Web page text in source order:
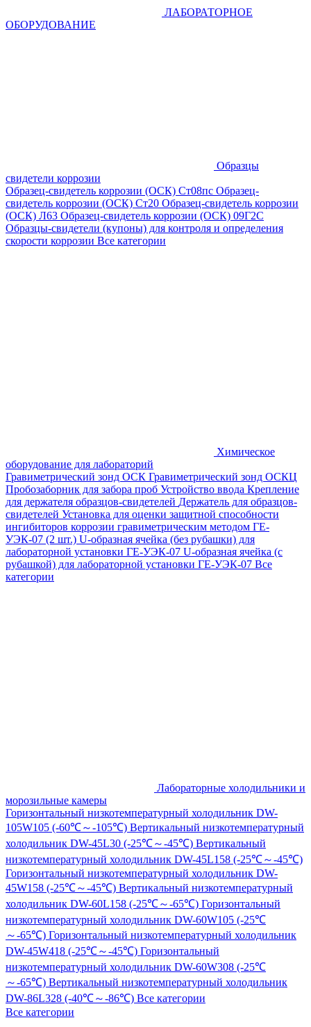
ЛАБОРАТОРНОЕ
ОБОРУДОВАНИЕ
Образцы
свидетели коррозии
Образец-свидетель коррозии (ОСК) Ст08пс Образец-
свидетель коррозии (ОСК) Ст20 Образец-свидетель коррозии
(ОСК) Л63 Образец-свидетель коррозии (ОСК) 09Г2С
Образцы-свидетели (купоны) для контроля и определения
скорости коррозии Все категории
Химическое
оборудование для лабораторий
Гравиметрический зонд ОСК Гравиметрический зонд ОСКЦ
Пробозаборник для забора проб Устройство ввода Крепление
для держателя образцов-свидетелей Держатель для образцов-
свидетелей Установка для оценки защитной способности
ингибиторов коррозии гравиметрическим методом ГЕ-
УЭК-07 (2 шт.) U-образная ячейка (без рубашки) для
лабораторной установки ГЕ-УЭК-07 U-образная ячейка (с
рубашкой) для лабораторной установки ГЕ-УЭК-07 Все
категории
Лабораторные холодильники и
морозильные камеры
Горизонтальный низкотемпературный холодильник DW-
105W105 (-60℃～-105℃) Вертикальный низкотемпературный
холодильник DW-45L30 (-25℃～-45℃) Вертикальный
низкотемпературный холодильник DW-45L158 (-25℃～-45℃)
Горизонтальный низкотемпературный холодильник DW-
45W158 (-25℃～-45℃) Вертикальный низкотемпературный
холодильник DW-60L158 (-25℃～-65℃) Горизонтальный
низкотемпературный холодильник DW-60W105 (-25℃
～-65℃) Горизонтальный низкотемпературный холодильник
DW-45W418 (-25℃～-45℃) Горизонтальный
низкотемпературный холодильник DW-60W308 (-25℃
～-65℃) Вертикальный низкотемпературный холодильник
DW-86L328 (-40℃～-86℃) Все категории
Все категории